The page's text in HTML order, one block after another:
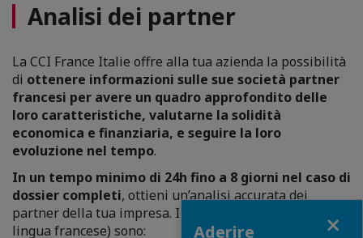
Analisi dei partner
La CCI France Italie offre alla tua azienda la possibilità
di ottenere informazioni sulle sue società partner
francesi per avere un quadro approfondito delle
loro caratteristiche, valutarne la solidità
economica e finanziaria, e seguire la loro
evoluzione nel tempo.
In un tempo minimo di 24h fino a 8 giorni nel caso di
dossier completi, ottieni un’analisi accurata dei
partner della tua impresa. I documenti disponibili (in
lingua francese) sono:
Aderire